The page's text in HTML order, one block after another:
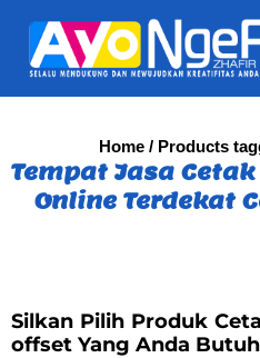
Home / Products
Tempat Jasa
Online Terdekat
Silkan Pilih Produk
offset Yang Anda